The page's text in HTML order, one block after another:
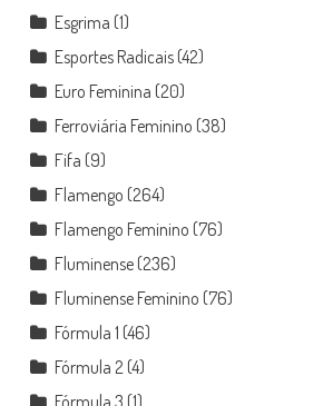
Esgrima (1)
Esportes Radicais(42)
Euro Feminina (20)
Ferroviária Feminino (38)
Fifa (9)
Flamengo (264)
Flamengo Feminino (76)
Fluminense(236)
Fluminense Feminino (76)
Fórmula 1 (46)
Fórmula 2 (4)
Fórmula 3 (1)